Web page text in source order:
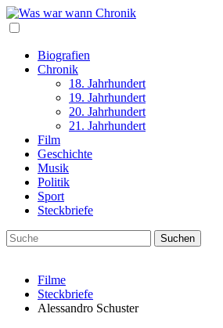
Biografien
Chronik
18. Jahrhundert
19. Jahrhundert
20. Jahrhundert
21. Jahrhundert
Film
Geschichte
Musik
Politik
Sport
Steckbriefe
Filme
Steckbriefe
Alessandro Schuster